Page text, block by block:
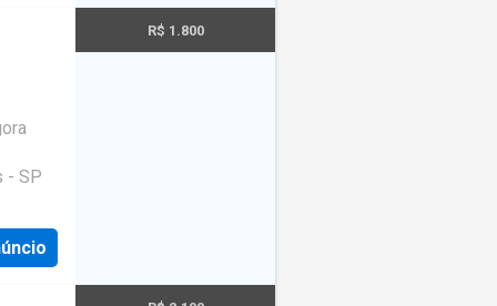
- SP
R$ 1.800